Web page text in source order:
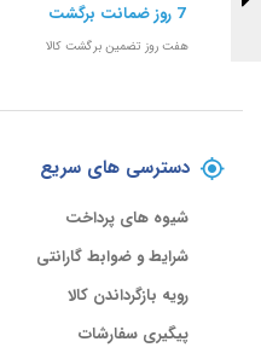
7 روز ضمانت برگشت
هفت روز تضمین برگشت کالا
دسترسی های سریع
شیوه های پرداخت
شرایط و ضوابط گارانتی
رویه بازگرداندن کالا
پیگیری سفارشات